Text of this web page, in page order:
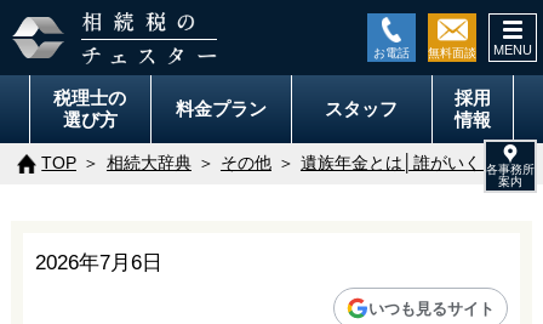
税理士の
選び方
料金プラン スタッフ
採用
情報
TOP 相続大辞典 その他 遺族年金とは│誰がいくらもら
2026年7月6日
いつも見るサイト